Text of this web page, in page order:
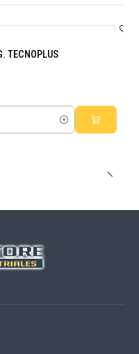
TECNOPLUS